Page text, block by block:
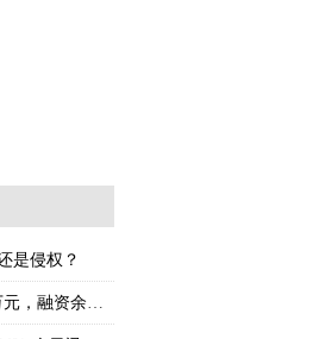
是侵权？
福斯特：融资净买入886.87万元，融资余额6.77